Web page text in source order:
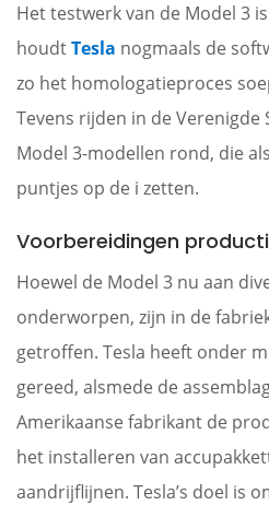
Het testwerk van de Model 3
houdtTesla nogmaals de
zo het homologatieproces
Tevens rijden in de Verenigde
Model 3-modellen rond, die
puntjes op de i zetten.
Voorbereidingen
Hoewel de Model 3 nu aan
onderworpen, zijn in de
getroffen. Tesla heeft onder
gereed, alsmede de
Amerikaanse fabrikant de
het installeren van
aandrijflijnen. Tesla’s doel is